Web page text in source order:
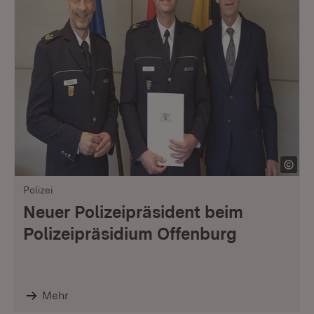
Polizei
Neuer Polizeipräsident beim
Polizeipräsidium Offenburg
Mehr